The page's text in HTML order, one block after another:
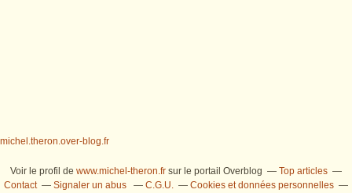
michel.theron.over-blog.fr
Voir le profil de www.michel-theron.fr sur le portail Overblog
Top articles
Contact
Signaler un abus C.G.U.
Cookies et données personnelles